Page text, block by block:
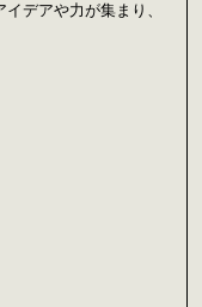
デアや力が集まり、